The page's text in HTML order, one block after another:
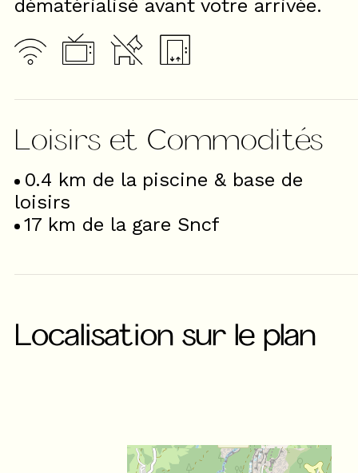
dématérialisé avant votre arrivée.
Loisirs et Commodités
0.4 km de la piscine & base de
loisirs
17 km de la gare Sncf
Localisation sur le plan